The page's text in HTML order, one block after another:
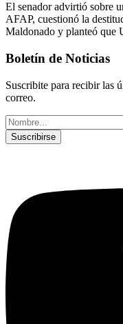
El senador advirtió sobre
AFAP, cuestionó la
Maldonado y planteó que
Boletín de Noticias
Suscribite para recibir las
correo.
Suscribirse